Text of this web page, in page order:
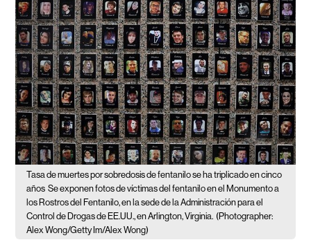
Tasa de muertes por sobredosis de fentanilo se ha triplicado en cinco
años Se exponen fotos de víctimas del fentanilo en el Monumento a
los Rostros del Fentanilo, en la sede de la Administración para el
Control de Drogas de EE.UU., en Arlington, Virginia. (Photographer:
Alex Wong/Getty Im/Alex Wong)